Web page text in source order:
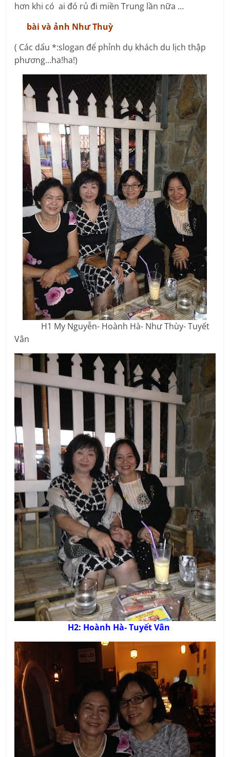
hơn khi có ai đó rủ đi miền Trung lần nữa …
bài và ảnh Như Thuỳ
( Các dấu *:slogan để phỉnh dụ khách du lịch thập
phương…ha!ha!)
H1 My Nguyễn- Hoành Hà- Như Thùy- Tuyết
Vân
H2: Hoành Hà- Tuyết Vân